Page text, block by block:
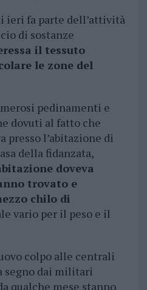
ieri fa parte dell’attività
di sostanze
il tessuto
le zone del
pedinamenti e
dovuti al fatto che
presso l’abitazione di
della fidanzata,
doveva
trovato e
chilo di
vario per il peso e il
colpo alle centrali
segno dai militari
qualche mese stanno